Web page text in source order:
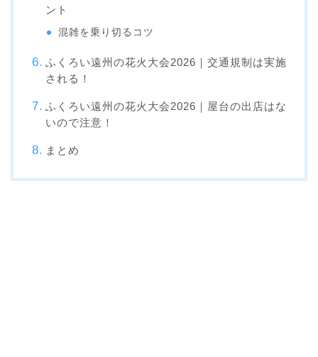
ント
混雑を乗り切るコツ
ふくろい遠州の花火大会2026｜交通規制は実施
される！
ふくろい遠州の花火大会2026｜屋台の出店はな
いので注意！
まとめ